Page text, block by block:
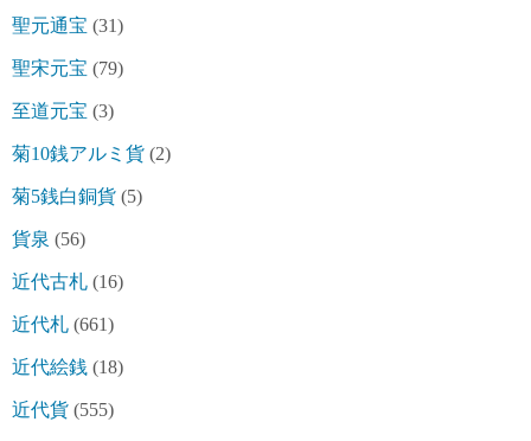
聖元通宝 (31)
聖宋元宝 (79)
至道元宝 (3)
菊10銭アルミ貨 (2)
菊5銭白銅貨 (5)
貨泉 (56)
近代古札 (16)
近代札 (661)
近代絵銭 (18)
近代貨 (555)